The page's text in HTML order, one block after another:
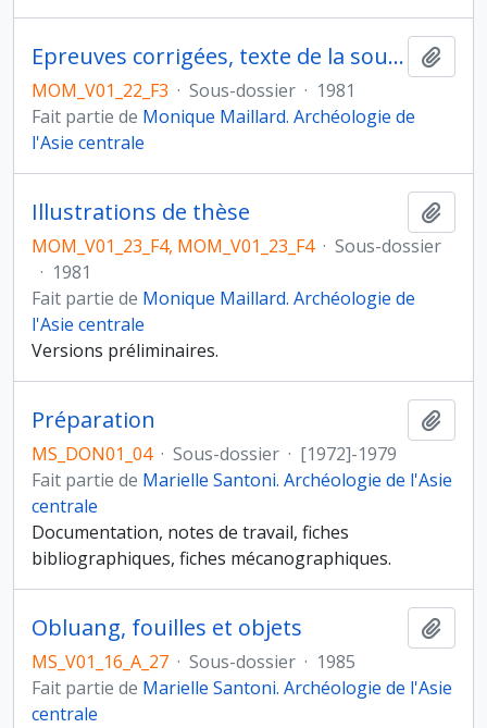
Epreuves corrigées, texte de la soutenance.
MOM_V01_22_F3 · Sous-dossier · 1981
Fait partie de Monique Maillard. Archéologie de
l'Asie centrale
Illustrations de thèse
MOM_V01_23_F4, MOM_V01_23_F4 · Sous-dossier
· 1981
Fait partie de Monique Maillard. Archéologie de
l'Asie centrale
Versions préliminaires.
Préparation
MS_DON01_04 · Sous-dossier · [1972]-1979
Fait partie de Marielle Santoni. Archéologie de l'Asie
centrale
Documentation, notes de travail, fiches
bibliographiques, fiches mécanographiques.
Obluang, fouilles et objets
MS_V01_16_A_27 · Sous-dossier · 1985
Fait partie de Marielle Santoni. Archéologie de l'Asie
centrale